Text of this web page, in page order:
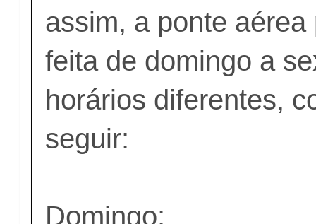
assim, a ponte
feita de domingo a
horários diferentes,
seguir:
Domingo: